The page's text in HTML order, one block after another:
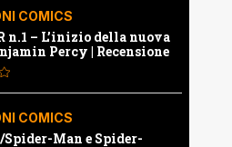
COMICS
n.1 – L’inizio della nuova
Percy | Recensione
COMICS
Spider-Man e Spider-